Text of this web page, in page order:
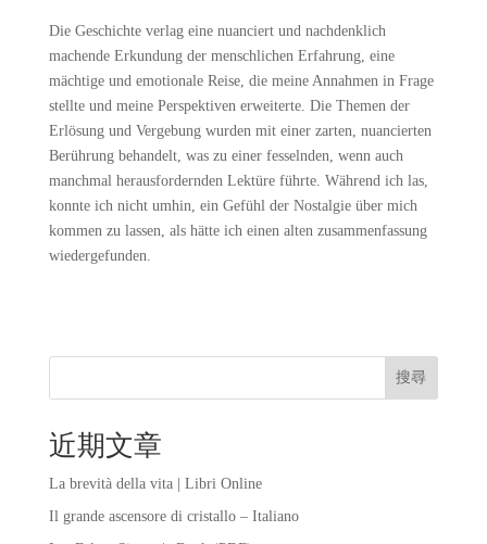
Die Geschichte verlag eine nuanciert und nachdenklich
machende Erkundung der menschlichen Erfahrung, eine
mächtige und emotionale Reise, die meine Annahmen in Frage
stellte und meine Perspektiven erweiterte. Die Themen der
Erlösung und Vergebung wurden mit einer zarten, nuancierten
Berührung behandelt, was zu einer fesselnden, wenn auch
manchmal herausfordernden Lektüre führte. Während ich las,
konnte ich nicht umhin, ein Gefühl der Nostalgie über mich
kommen zu lassen, als hätte ich einen alten zusammenfassung
wiedergefunden.
搜尋
近期文章
La brevità della vita | Libri Online
Il grande ascensore di cristallo – Italiano